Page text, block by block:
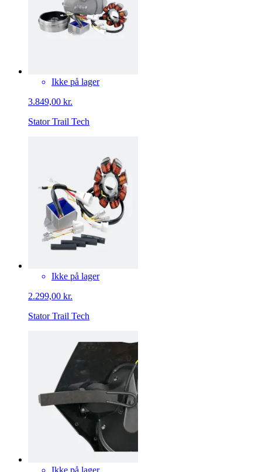
Ikke på lager
3.849,00 kr.
Stator Trail Tech
Ikke på lager
2.299,00 kr.
Stator Trail Tech